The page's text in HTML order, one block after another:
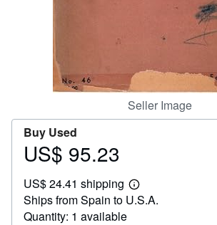
Seller Image
Buy Used
Price
95.23
US$ 95.23
US$ 24.41 shipping
Learn
more
Ships from Spain to U.S.A.
Quantity: 1 available